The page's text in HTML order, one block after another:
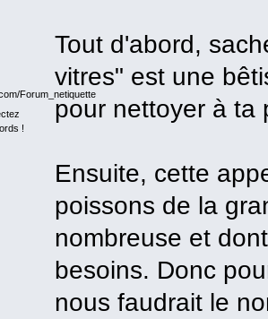
Forum_netiquette
!
Tout d'abord,
vitres" est une
pour nettoyer à ta
Ensuite, cette
poissons de la
nombreuse et
besoins. Donc
nous faudrait le